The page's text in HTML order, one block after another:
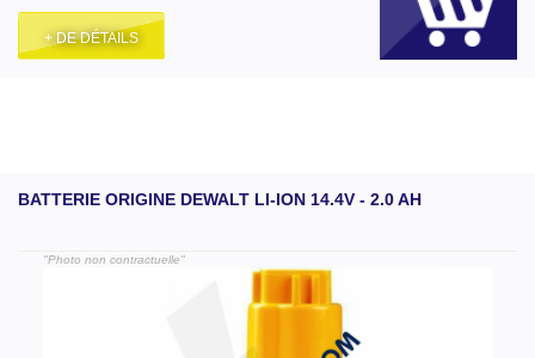
+ DE DÉTAILS
BATTERIE ORIGINE DEWALT LI-ION 14.4V - 2.0 AH
"Photo non contractuelle"